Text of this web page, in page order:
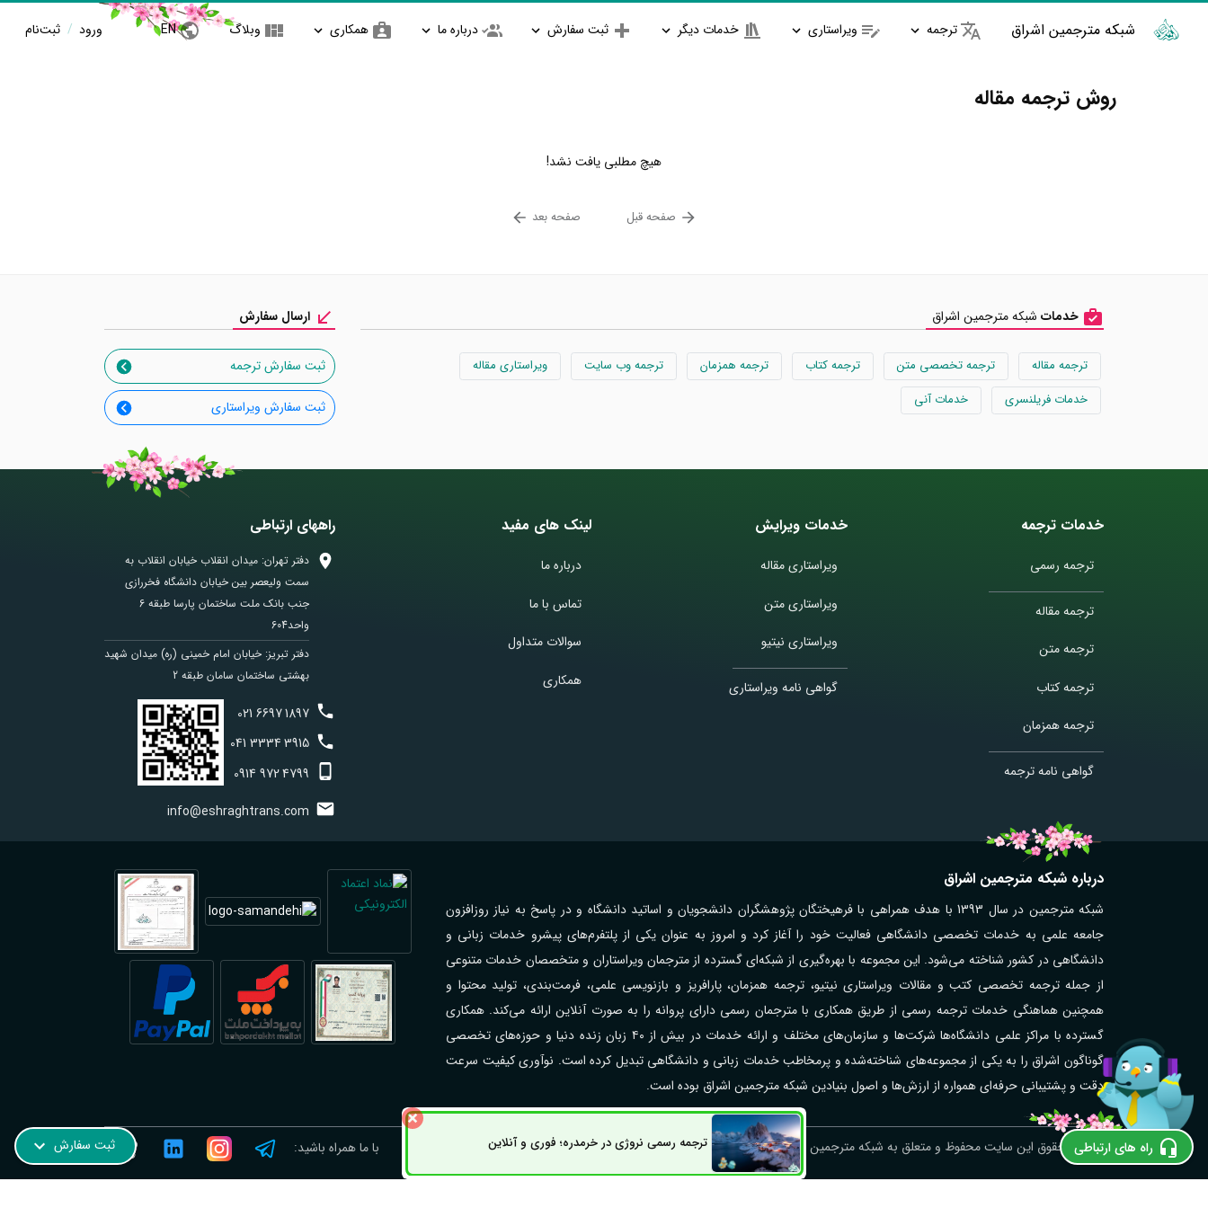
شبکه مترجمین اشراق ترجمه ویراستاری خدمات دیگر ثبت سفارش درباره ما همکاری وبلاگ EN ورود / ثبت‌نام
روش ترجمه مقاله
هیچ مطلبی یافت نشد!
صفحه قبل صفحه بعد
خدمات شبکه مترجمین اشراق
ترجمه مقاله ترجمه تخصصی متن ترجمه کتاب ترجمه همزمان ترجمه وب سایت
ویراستاری مقاله
خدمات فریلنسری
خدمات آنی
ارسال سفارش
ثبت سفارش ترجمه
ثبت سفارش ویراستاری
خدمات ترجمه
ترجمه رسمی
ترجمه مقاله
ترجمه متن
ترجمه کتاب
ترجمه همزمان
گواهی نامه ترجمه
خدمات ویرایش
ویراستاری مقاله
ویراستاری متن
ویراستاری نیتیو
گواهی نامه ویراستاری
لینک های مفید
درباره ما
تماس با ما
سوالات متداول
همکاری
راههای ارتباطی
دفتر تهران: میدان انقلاب خیابان انقلاب به
سمت ولیعصر بین خیابان دانشگاه فخررازی
جنب بانک ملت ساختمان پارسا طبقه 6
واحد604
دفتر تبریز: خیابان امام خمینی (ره) میدان شهید
بهشتی ساختمان سامان طبقه 2
021 66971897
041 33343915
0914 9724799
info@eshraghtrans.com
درباره شبکه مترجمین اشراق
شبکه مترجمین در سال 1393 با هدف همراهی با فرهیختگان پژوهشگران دانشجویان و اساتید دانشگاه و در پاسخ به نیاز روزافزون
جامعه علمی به خدمات تخصصی دانشگاهی فعالیت خود را آغاز کرد و امروز به عنوان یکی از پلتفرم‌های پیشرو خدمات زبانی و
دانشگاهی در کشور شناخته می‌شود. این مجموعه با بهره‌گیری از شبکه‌ای گسترده از مترجمان ویراستاران و متخصصان خدمات متنوعی
از جمله ترجمه تخصصی کتب و مقالات ویراستاری نیتیو، ترجمه همزمان، پارافریز و بازنویسی علمی، فرمت‌بندی، تولید محتوا و
همچنین هماهنگی خدمات ترجمه رسمی از طریق همکاری با مترجمان رسمی دارای پروانه را به صورت آنلاین ارائه می‌کند. همکاری
گسترده با مراکز علمی دانشگاه‌ها شرکت‌ها و سازمان‌های مختلف و ارائه خدمات در بیش از ۴۰ زبان زنده دنیا و حوزه‌های تخصصی
گوناگون اشراق را به یکی از مجموعه‌های شناخته‌شده و پرمخاطب خدمات زبانی و دانشگاهی تبدیل کرده است. نوآوری کیفیت سرعت
دقت و پشتیبانی حرفه‌ای همواره از ارزش‌ها و اصول بنیادین شبکه مترجمین اشراق بوده است.
© کلیه حقوق این سایت محفوظ و متعلق به شبکه مترجمین اشراق می‌باشد. با ما همراه باشید: ترجمه رسمی نروژی در اهر؛ فوری و آنلاین ترجمه رسمی نروژی در خرمدره؛ فوری و آنلاین ترجمه رسمی نروژی در فیروزآباد؛ فوری و آنلاینثبت سفارش راه های ارتباطی